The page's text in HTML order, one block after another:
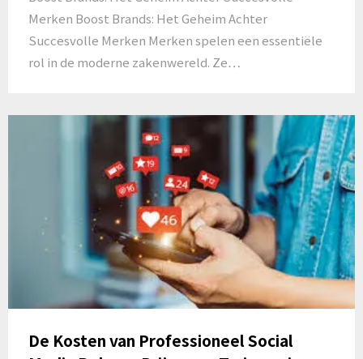
Merken Boost Brands: Het Geheim Achter
Succesvolle Merken Merken spelen een essentiële
rol in de moderne zakenwereld. Ze…
De Kosten van Professioneel Social